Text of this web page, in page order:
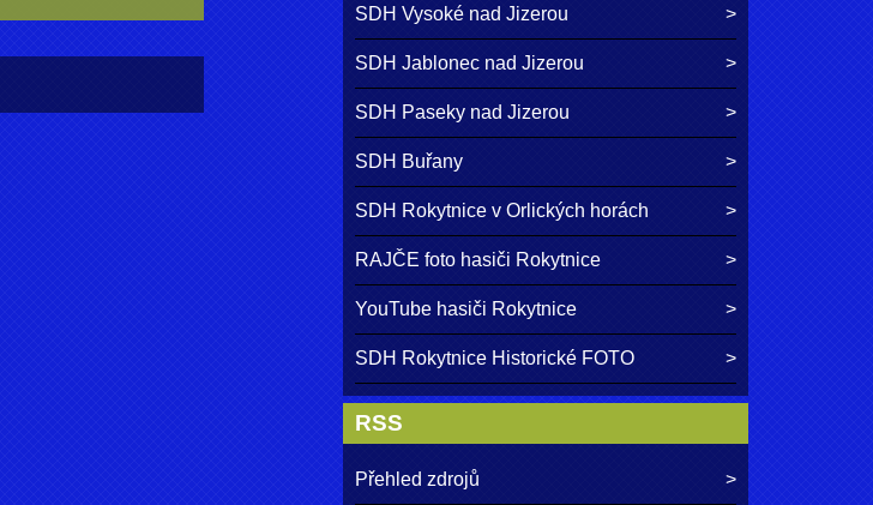
SDH Vysoké nad Jizerou
SDH Jablonec nad Jizerou
SDH Paseky nad Jizerou
SDH Buřany
SDH Rokytnice v Orlických horách
RAJČE foto hasiči Rokytnice
YouTube hasiči Rokytnice
SDH Rokytnice Historické FOTO
RSS
Přehled zdrojů